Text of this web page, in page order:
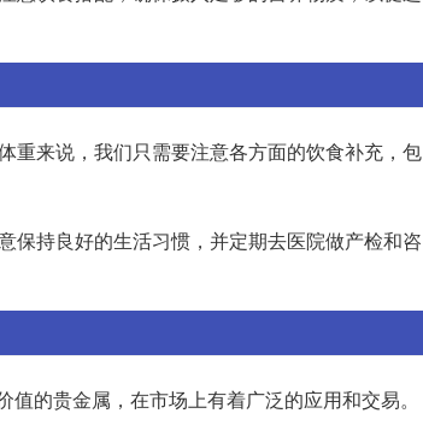
重来说，我们只需要注意各方面的饮食补充，包
保持良好的生活习惯，并定期去医院做产检和咨
的贵金属，在市场上有着广泛的应用和交易。